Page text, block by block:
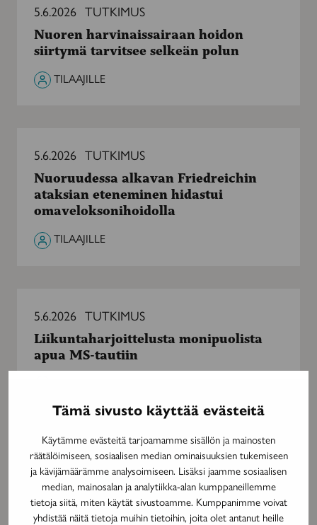
Tämä sivusto käyttää evästeitä
Käytämme evästeitä tarjoamamme sisällön ja mainosten
räätälöimiseen, sosiaalisen median ominaisuuksien tukemiseen
ja kävijämäärämme analysoimiseen. Lisäksi jaamme sosiaalisen
median, mainosalan ja analytiikka-alan kumppaneillemme
tietoja siitä, miten käytät sivustoamme. Kumppanimme voivat
yhdistää näitä tietoja muihin tietoihin, joita olet antanut heille
harvinaissairaan
hoidon
siirtymä
tarvitsee
selkeän
polun
5.6.2026 TUTKIMUS
Nuoren harvinaissairaan hoidon
siirtymä tarvitsee selkeän polun
TILAAJILLE
alkavan
Friedreichin
ataksian
eteneminen
hidastui
omaveloksonihoidolla
5.6.2026 TUTKIMUS
Nuoruudessa alkavan Friedreichin
ataksian eteneminen hidastui
omaveloksonihoidolla
TILAAJILLE
monipuolista
apua
MS-
tautiin
5.6.2026 TUTKIMUS
Liikuntaharjoittelusta monipuolista
apua MS-tautiin